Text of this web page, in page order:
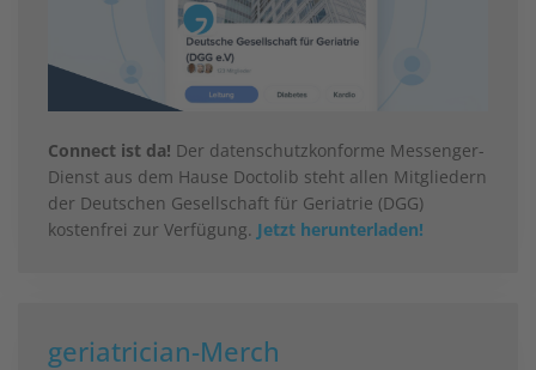
Connect ist da! Der datenschutzkonforme Messenger-
Dienst aus dem Hause Doctolib steht allen Mitgliedern
der Deutschen Gesellschaft für Geriatrie (DGG)
kostenfrei zur Verfügung. Jetzt herunterladen!
geriatrician-Merch